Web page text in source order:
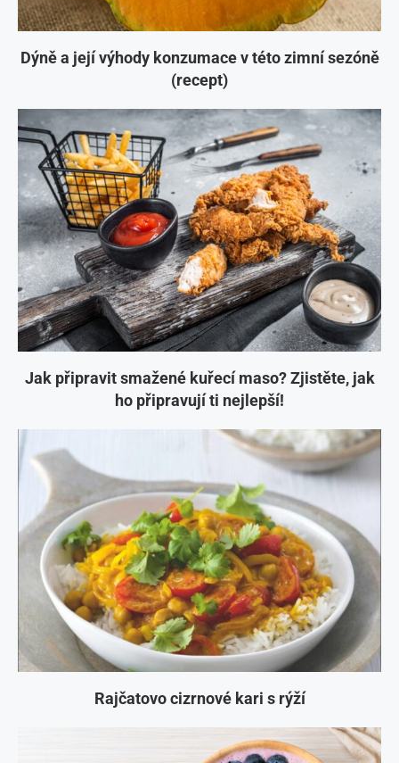
Dýně a její výhody konzumace v této zimní sezóně
(recept)
Jak připravit smažené kuřecí maso? Zjistěte, jak
ho připravují ti nejlepší!
Rajčatovo cizrnové kari s rýží